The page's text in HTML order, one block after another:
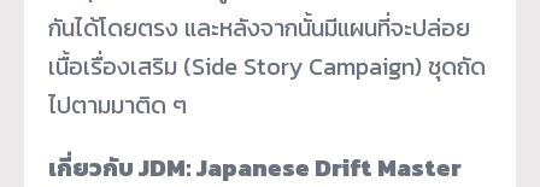
กันได้โดยตรง และหลังจากนั้นมีแผนที่จะปล่อย
เนื้อเรื่องเสริม (Side Story Campaign) ชุดถัด
ไปตามมาติด ๆ
เกี่ยวกับ JDM: Japanese Drift Master